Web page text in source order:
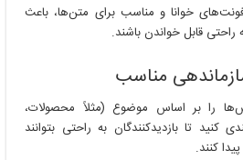
خوانا و مناسب برای متن‌ها، باعث
قابل خواندن باشند.
را بر اساس موضوع (مثلاً محصولات،
کنید تا بازدیدکنندگان به راحتی بتوانند
کنند.